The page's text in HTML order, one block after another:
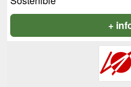
+